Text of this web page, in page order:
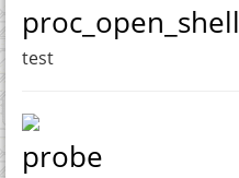
proc_open_shell
test
probe